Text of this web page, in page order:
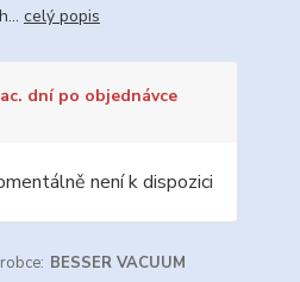
celý popis
dní po objednávce
není k dispozici
BESSER VACUUM